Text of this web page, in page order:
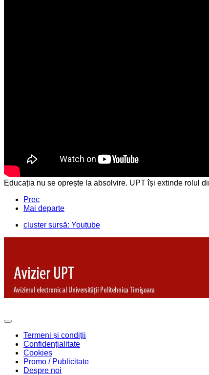
Educația nu se oprește la absolvire. UPT își extinde rolul
Prec
Mai departe
cluster sursă: Youtube
Termeni și condiții
Confidențialitate
Cookies
Promo / Publicitate
Despre noi